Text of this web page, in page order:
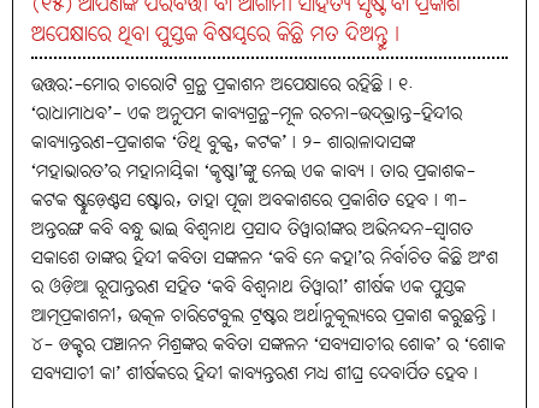
ଅପେକ୍ଷାରେ ଥିବା ପୁସ୍ତକ ବିଷୟରେ କିଛି ମତ ଦିଅନ୍ତୁ।
ଉତ୍ତର:-ମୋର ଚାରୋଟି ଗ୍ରନ୍ଥ ପ୍ରକାଶନ ଅପେକ୍ଷାରେ ରହିଛି। ୧.
‘ରାଧାମାଧବ’- ଏକ ଅନୁପମ କାବ୍ୟଗ୍ରନ୍ଥ-ମୂଳ ରଚନା-ଉଦ୍‌ଭ୍ରାନ୍ତ-ହିନ୍ଦୀର
କାବ୍ୟାନ୍ତରଣ-ପ୍ରକାଶକ ‘ତିଥି ବୁକ୍ସ, କଟକ’। ୨- ଶାରାଳାଦାସଙ୍କ
‘ମହାଭାରତ’ର ମହାନାୟିକା ‘କୃଷ୍ଣା’ଙ୍କୁ ନେଇ ଏକ କାବ୍ୟ। ତାର ପ୍ରକାଶକ-
କଟକ ଷ୍ଟୁଡ଼େଣ୍ଟସ ଷ୍ଟୋର, ତାହା ପୂଜା ଅବକାଶରେ ପ୍ରକାଶିତ ହେବ। ୩-
ଅନ୍ତରଙ୍ଗ କବି ବନ୍ଧୁ ଭାଇ ବିଶ୍ବନାଥ ପ୍ରସାଦ ତିୱାରୀଙ୍କର ଅଭିନନ୍ଦନ-ସ୍ବାଗତ
ସକାଶେ ତାଙ୍କର ହିନ୍ଦୀ କବିତା ସଙ୍କଳନ ‘କବି ନେ କହା’ର ନିର୍ବାଚିତ କିଛି ଅଂଶ
ର ଓଡ଼ିଆ ରୂପାନ୍ତରଣ ସହିତ ‘କବି ବିଶ୍ବନାଥ ତିୱାରୀ’ ଶୀର୍ଷକ ଏକ ପୁସ୍ତକ
ଆତ୍ମପ୍ରକାଶନୀ, ଉତ୍କଳ ଚାରିଟେବୁଲ ଟ୍ରଷ୍ଟର ଅର୍ଥାନୁକୂଲ୍ୟରେ ପ୍ରକାଶ କରୁଛନ୍ତି।
୪- ଡକ୍ଟର ପଞ୍ଚାନନ ମିଶ୍ରଙ୍କର କବିତା ସଙ୍କଳନ ‘ସବ୍ୟସାଚୀର ଶୋକ’ ର ‘ଶୋକ
ସବ୍ୟସାଚୀ କା’ ଶୀର୍ଷକରେ ହିନ୍ଦୀ କାବ୍ୟନ୍ତରଣ ମଧ୍ୟ ଶୀଘ୍ର ଦେବାର୍ପିତ ହେବ।